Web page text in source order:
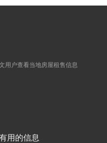
用户查看当地房屋租售信息
用的信息